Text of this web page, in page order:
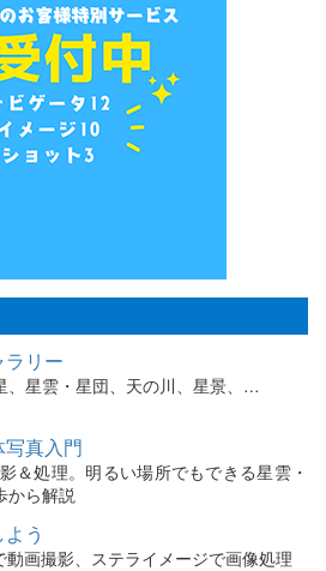
リー
、星雲・星団、天の川、星景、…
真入門
＆処理。明るい場所でもできる星雲・
から解説
う
動画撮影、ステライメージで画像処理